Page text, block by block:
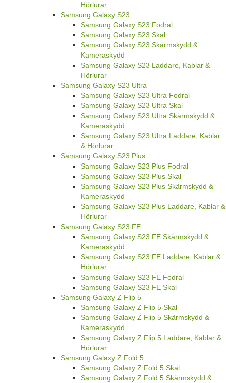
Hörlurar
Samsung Galaxy S23
Samsung Galaxy S23 Fodral
Samsung Galaxy S23 Skal
Samsung Galaxy S23 Skärmskydd &
Kameraskydd
Samsung Galaxy S23 Laddare, Kablar &
Hörlurar
Samsung Galaxy S23 Ultra
Samsung Galaxy S23 Ultra Fodral
Samsung Galaxy S23 Ultra Skal
Samsung Galaxy S23 Ultra Skärmskydd &
Kameraskydd
Samsung Galaxy S23 Ultra Laddare, Kablar
& Hörlurar
Samsung Galaxy S23 Plus
Samsung Galaxy S23 Plus Fodral
Samsung Galaxy S23 Plus Skal
Samsung Galaxy S23 Plus Skärmskydd &
Kameraskydd
Samsung Galaxy S23 Plus Laddare, Kablar &
Hörlurar
Samsung Galaxy S23 FE
Samsung Galaxy S23 FE Skärmskydd &
Kameraskydd
Samsung Galaxy S23 FE Laddare, Kablar &
Hörlurar
Samsung Galaxy S23 FE Fodral
Samsung Galaxy S23 FE Skal
Samsung Galaxy Z Flip 5
Samsung Galaxy Z Flip 5 Skal
Samsung Galaxy Z Flip 5 Skärmskydd &
Kameraskydd
Samsung Galaxy Z Flip 5 Laddare, Kablar &
Hörlurar
Samsung Galaxy Z Fold 5
Samsung Galaxy Z Fold 5 Skal
Samsung Galaxy Z Fold 5 Skärmskydd &